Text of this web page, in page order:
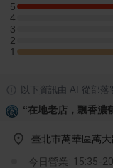
5
5 星：1 則評論
4
4 星：0 則評論
3
3 星：0 則評論
2
2 星：0 則評論
1
1 星：1 則評論
以下資訊由 AI 從部落
“在地老店，飄香濃
臺北市萬華區萬
今日營業: 15:35-